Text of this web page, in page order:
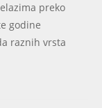
preko
godine
raznih vrsta